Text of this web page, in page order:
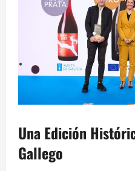
Una Edición
Gallego